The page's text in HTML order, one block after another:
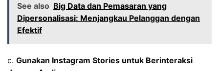
See also Big Data dan Pemasaran yang
Dipersonalisasi: Menjangkau Pelanggan dengan
Efektif
c. Gunakan Instagram Stories untuk Berinteraksi